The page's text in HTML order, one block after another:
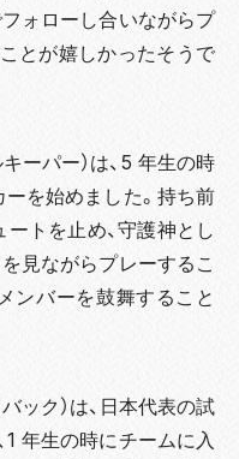
フォローし合いながらプ
とが嬉しかったそうで
キーパー）は、5 年生の時
を始めました。持ち前
トを止め、守護神とし
見ながらプレーするこ
ンバーを鼓舞すること
ック）は、日本代表の試
年生の時にチームに入